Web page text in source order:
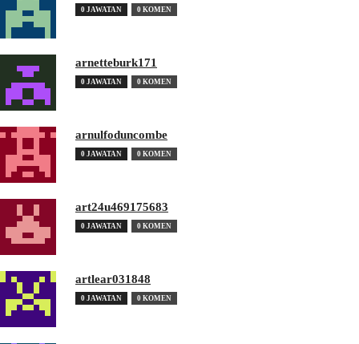
0 JAWATAN 0 KOMEN
arnetteburk171
0 JAWATAN 0 KOMEN
arnulfoduncombe
0 JAWATAN 0 KOMEN
art24u469175683
0 JAWATAN 0 KOMEN
artlear031848
0 JAWATAN 0 KOMEN